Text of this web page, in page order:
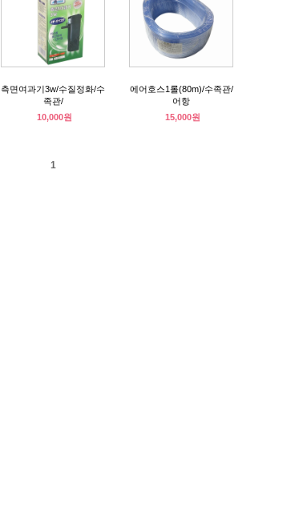
측면여과기3w/수질정화/수
족관/
10,000원
에어호스1롤(80m)/수족관/
어항
15,000원
1